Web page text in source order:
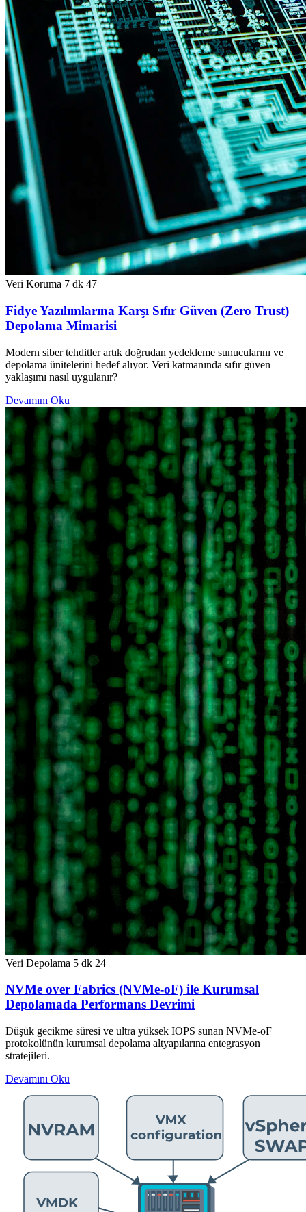
Veri Koruma 7 dk 47
Fidye Yazılımlarına Karşı Sıfır Güven (Zero Trust)
Depolama Mimarisi
Modern siber tehditler artık doğrudan yedekleme sunucularını ve
depolama ünitelerini hedef alıyor. Veri katmanında sıfır güven
yaklaşımı nasıl uygulanır?
Devamını Oku
Veri Depolama 5 dk 24
NVMe over Fabrics (NVMe-oF) ile Kurumsal
Depolamada Performans Devrimi
Düşük gecikme süresi ve ultra yüksek IOPS sunan NVMe-oF
protokolünün kurumsal depolama altyapılarına entegrasyon
stratejileri.
Devamını Oku